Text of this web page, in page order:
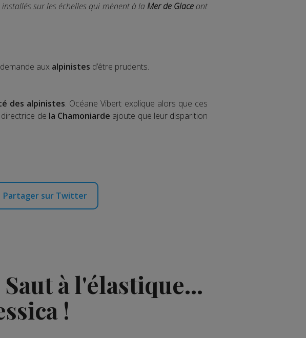
installés sur les échelles qui mènent à laMer de Glace ont
aux alpinistes d’être prudents.
des alpinistes. Océane Vibert explique alors que ces
directrice de la Chamoniarde ajoute que leur disparition
Partager sur Twitter
à l'élastique...
!